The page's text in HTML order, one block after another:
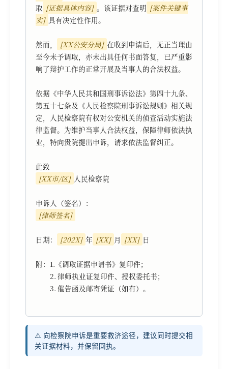
取 [证据具体内容] 。该证据对查明 [案件关键事
实] 具有决定性作用。
然而， [XX公安分局] 在收到申请后，无正当理由
至今未予调取，亦未出具任何书面答复，已严重影
响了辩护工作的正常开展及当事人的合法权益。
依据《中华人民共和国刑事诉讼法》第四十九条、
第五十七条及《人民检察院刑事诉讼规则》相关规
定，人民检察院有权对公安机关的侦查活动实施法
律监督。为维护当事人合法权益，保障律师依法执
业，特向贵院提出申诉，请求依法监督纠正。
[XX市/区] 人民检察院
[律师签名]
日期： [202X] 年 [XX] 月 [XX] 日
附：1.《调取证据申请书》复印件；
2. 律师执业证复印件、授权委托书；
3. 催告函及邮寄凭证（如有）。
⚠️ 向检察院申诉是重要救济途径，建议同时提交相
关证据材料，并保留回执。